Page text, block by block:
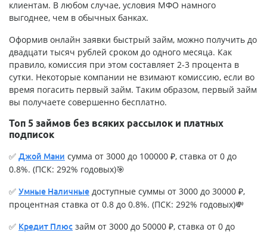
клиентам. В любом случае, условия МФО намного
выгоднее, чем в обычных банках.
Оформив онлайн заявки быстрый займ, можно получить до
двадцати тысяч рублей сроком до одного месяца. Как
правило, комиссия при этом составляет 2-3 процента в
сутки. Некоторые компании не взимают комиссию, если во
время погасить первый займ. Таким образом, первый займ
вы получаете совершенно бесплатно.
Топ 5 займов без всяких рассылок и платных
подписок
✅ Джой Мани сумма от 3000 до 100000 ₽, ставка от 0 до
0.8%. (ПСК: 292% годовых)🎯
✅ Умные Наличные доступные суммы от 3000 до 30000 ₽,
процентная ставка от 0.8 до 0.8%. (ПСК: 292% годовых)💸
✅ Кредит Плюс займ от 3000 до 50000 ₽, ставка от 0 до